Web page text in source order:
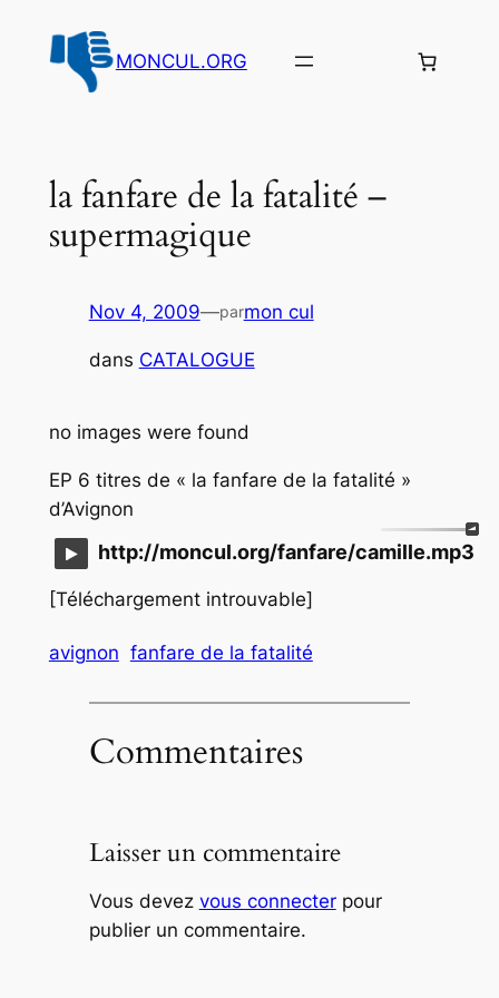
contenu
MONCUL.ORG
la fanfare de la fatalité –
supermagique
Nov 4, 2009—parmon cul
dans CATALOGUE
no images were found
EP 6 titres de « la fanfare de la fatalité »
d’Avignon
http://moncul.org/fanfare/camille.mp3
[Téléchargement introuvable]
avignon fanfare de la fatalité
Commentaires
Laisser un commentaire
Vous devez vous connecterpour
publier un commentaire.